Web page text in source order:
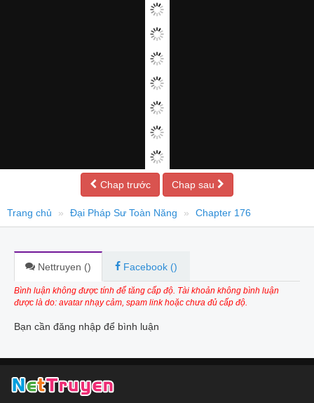
Chap trước Chap sau
Trang chủ Đại Pháp Sư Toàn Năng Chapter 176
Nettruyen () Facebook ()
Bình luận không được tính để tăng cấp độ. Tài khoản không bình luận
được là do: avatar nhạy cảm, spam link hoặc chưa đủ cấp độ.
Bạn cần đăng nhập để bình luận